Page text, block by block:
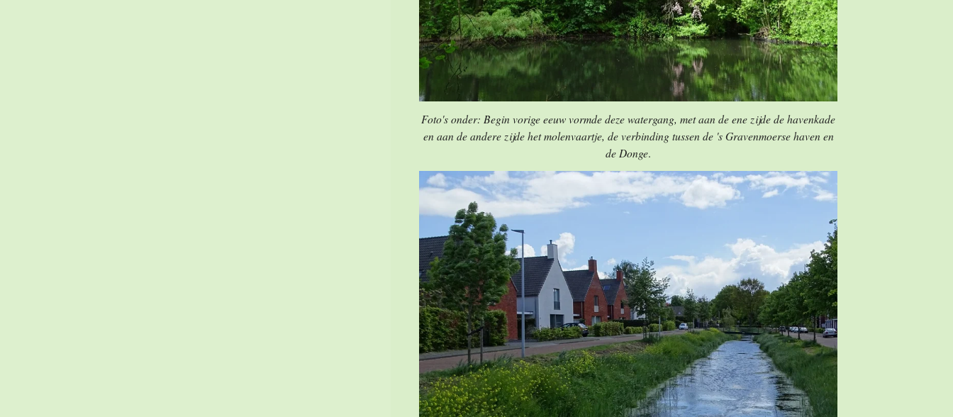
Foto's onder: Begin vorige eeuw vormde deze watergang, met aan de ene zijde de havenkade
en aan de andere zijde het molenvaartje, de verbinding tussen de 's Gravenmoerse haven en
de Donge.